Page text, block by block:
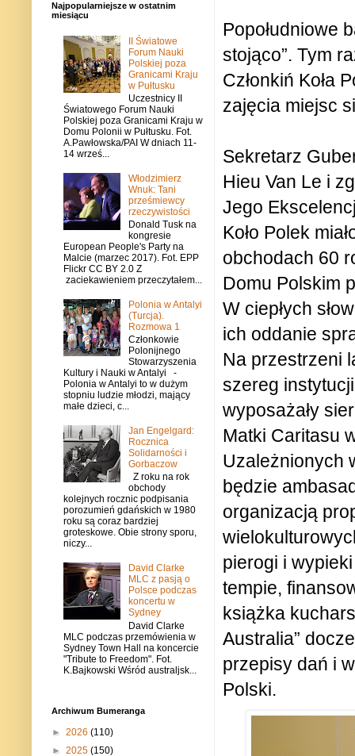
Popołudniowe
stojąco”. Tym
Członkiń Koła
zajęcia miejsc
Sekretarz
Hieu Van Le i
Jego
Koło Polek
obchodach 60
Domu Polskim
W ciepłych
ich oddanie
Na przestrzeni
szereg
wyposażały
Matki Caritasu
Uzależnionych
będzie
organizacją
pierogi i
tempie,
książka
Australia”
przepisy dań i
Polski.
Najpopularniejsze w ostatnim
miesiącu
II Światowe
Forum Nauki
Polskiej poza
Granicami Kraju
w Pułtusku
Uczestnicy II
Światowego Forum Nauki
Polskiej poza Granicami Kraju w
Domu Polonii w Pułtusku. Fot.
A.Pawłowska/PAI W dniach 11-
14 wrześ...
Włodzimierz
Wnuk: Tani
prześmiewcy
rzeczywistości
Donald Tusk na
kongresie
European People's Party na
Malcie (marzec 2017). Fot. EPP
Flickr CC BY 2.0 Z
zaciekawieniem przeczytałem...
Polonia w Antalyi
(Turcja).
Rozmowa 1
Członkowie
Polonijnego
Stowarzyszenia
Kultury i Nauki w Antalyi -
Polonia w Antalyi to w dużym
stopniu ludzie młodzi, mający
małe dzieci, c...
Jan Engelgard:
Rocznica
Solidarności i
Gorbaczow
Z roku na rok
obchody
kolejnych rocznic podpisania
porozumień gdańskich w 1980
roku są coraz bardziej
groteskowe. Obie strony sporu,
niczy...
David Clarke
MLC z pasją o
Polsce podczas
koncertu w
Sydney
David Clarke
MLC podczas przemówienia w
Sydney Town Hall na koncercie
"Tribute to Freedom". Fot.
K.Bajkowski Wśród australjsk...
Archiwum Bumeranga
► 2026 (110)
► 2025 (150)